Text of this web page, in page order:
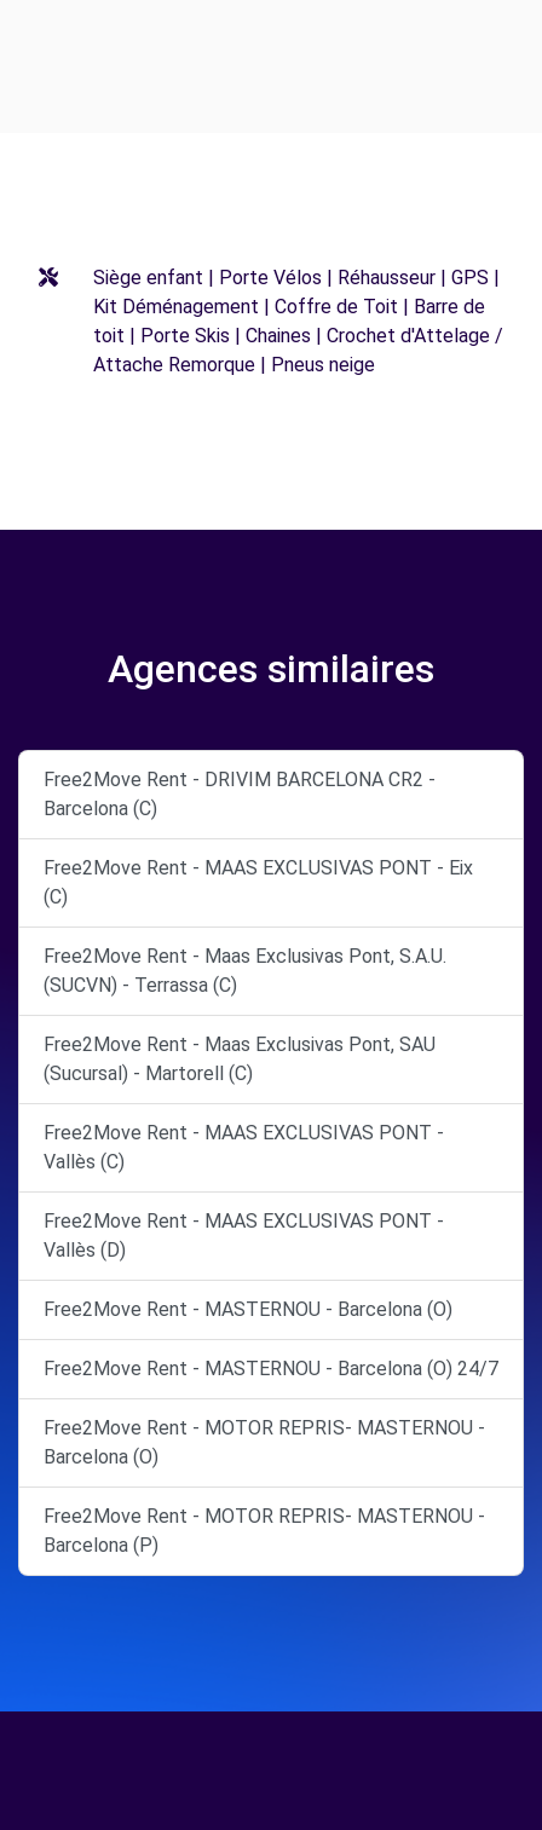
Siège enfant | Porte Vélos | Réhausseur | GPS |
Kit Déménagement | Coffre de Toit | Barre de
toit | Porte Skis | Chaines | Crochet d'Attelage /
Attache Remorque | Pneus neige
Agences similaires
Free2Move Rent - DRIVIM BARCELONA CR2 -
Barcelona (C)
Free2Move Rent - MAAS EXCLUSIVAS PONT - Eix
(C)
Free2Move Rent - Maas Exclusivas Pont, S.A.U.
(SUCVN) - Terrassa (C)
Free2Move Rent - Maas Exclusivas Pont, SAU
(Sucursal) - Martorell (C)
Free2Move Rent - MAAS EXCLUSIVAS PONT -
Vallès (C)
Free2Move Rent - MAAS EXCLUSIVAS PONT -
Vallès (D)
Free2Move Rent - MASTERNOU - Barcelona (O)
Free2Move Rent - MASTERNOU - Barcelona (O) 24/7
Free2Move Rent - MOTOR REPRIS- MASTERNOU -
Barcelona (O)
Free2Move Rent - MOTOR REPRIS- MASTERNOU -
Barcelona (P)